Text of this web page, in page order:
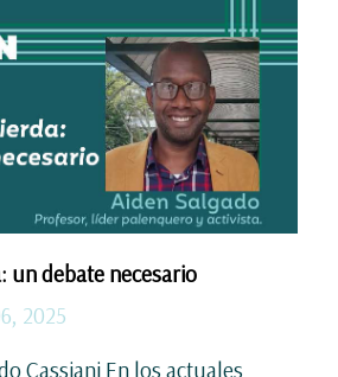
un debate necesario
2025
Cassiani En los actuales